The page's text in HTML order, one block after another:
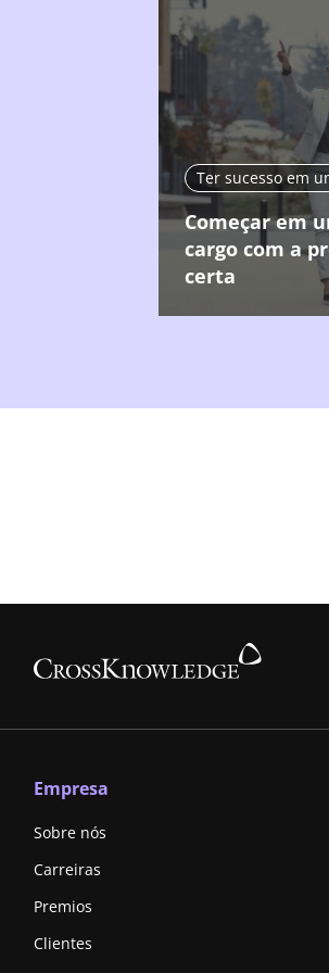
Começar em
cargo com a
certa
Empresa
Sobre nós
Carreiras
Premios
Clientes